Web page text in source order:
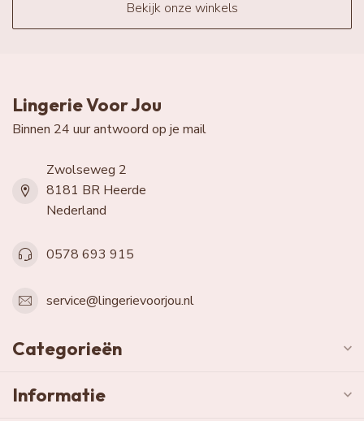
Bekijk onze winkels
Lingerie Voor Jou
Binnen 24 uur antwoord op je mail
Zwolseweg 2
8181 BR Heerde
Nederland
0578 693 915
service@lingerievoorjou.nl
Categorieën
Informatie